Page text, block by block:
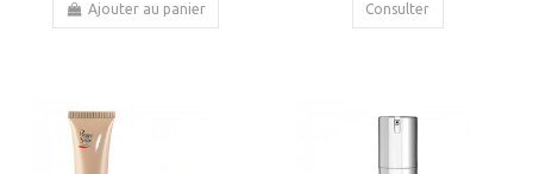
Ajouter au panier Consulter